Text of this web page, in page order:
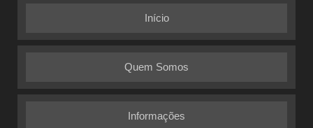
Início
Quem Somos
Informações